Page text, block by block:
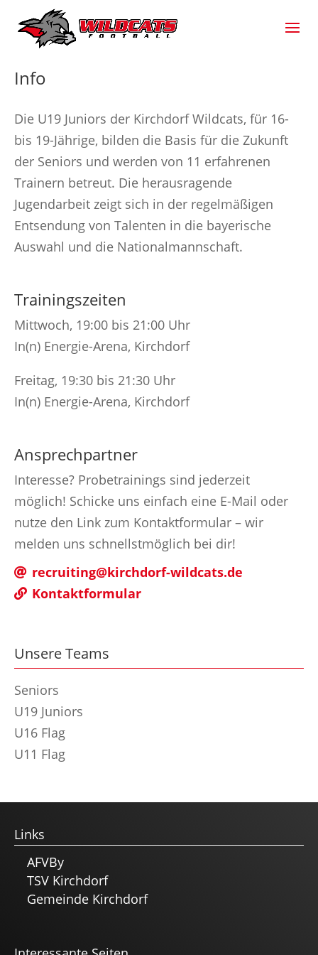
Info
Die U19 Juniors der Kirchdorf Wildcats, für 16-
bis 19-Jährige, bilden die Basis für die Zukunft
der Seniors und werden von 11 erfahrenen
Trainern betreut. Die herausragende
Jugendarbeit zeigt sich in der regelmäßigen
Entsendung von Talenten in die bayerische
Auswahl und die Nationalmannschaft.
Trainingszeiten
Mittwoch, 19:00 bis 21:00 Uhr
In(n) Energie-Arena, Kirchdorf
Freitag, 19:30 bis 21:30 Uhr
In(n) Energie-Arena, Kirchdorf
Ansprechpartner
Interesse? Probetrainings sind jederzeit
möglich! Schicke uns einfach eine E-Mail oder
nutze den Link zum Kontaktformular – wir
melden uns schnellstmöglich bei dir!
recruiting@kirchdorf-wildcats.de
Kontaktformular
Unsere Teams
Seniors
U19 Juniors
U16 Flag
U11 Flag
Links
AFVBy
TSV Kirchdorf
Gemeinde Kirchdorf